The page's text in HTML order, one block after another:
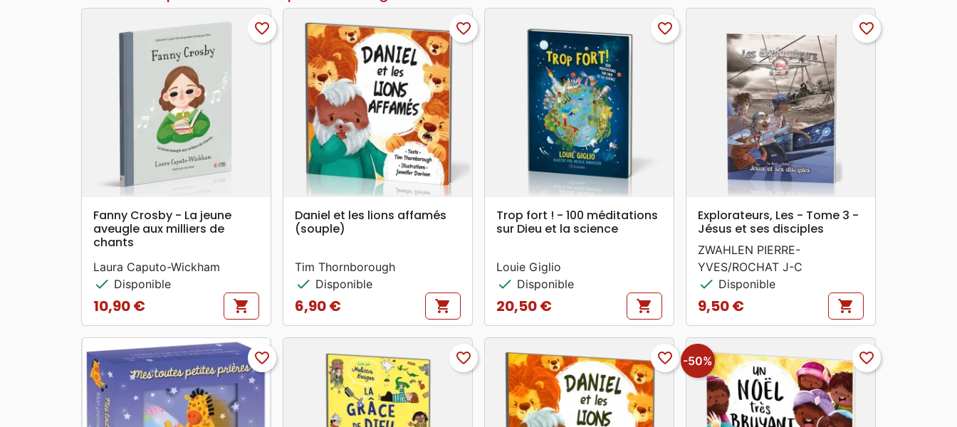
searchAPERÇU RAPIDE
favorite_border
Fanny Crosby - La jeune
aveugle aux milliers de
chants
Laura Caputo-Wickham
check Disponible
Prix
10,90 € shopping_cart
search APERÇU RAPIDE
favorite_border
Daniel et les lions affamés
(souple)
Tim Thornborough
check Disponible
Prix
6,90 € shopping_cart
search APERÇU RAPIDE
favorite_border
Trop fort ! - 100 méditations
sur Dieu et la science
Louie Giglio
check Disponible
Prix
20,50 € shopping_cart
searchAPERÇU RAPIDE
favorite_border
Explorateurs, Les - Tome 3 -
Jésus et ses disciples
ZWAHLEN PIERRE-
YVES/ROCHAT J-C
check Disponible
Prix
9,50 € shopping_cart
favorite_border favorite_border favorite_border -50% favorite_border